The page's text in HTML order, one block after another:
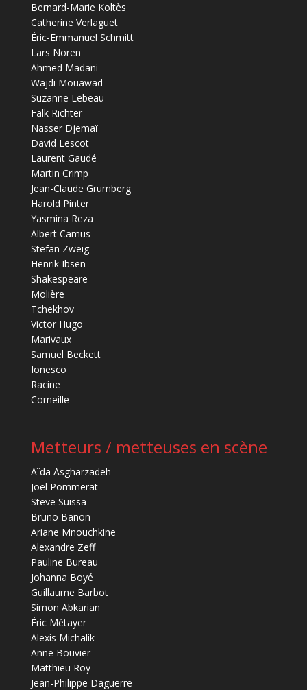
Bernard-Marie Koltès
Catherine Verlaguet
Éric-Emmanuel Schmitt
Lars Noren
Ahmed Madani
Wajdi Mouawad
Suzanne Lebeau
Falk Richter
Nasser Djemaï
David Lescot
Laurent Gaudé
Martin Crimp
Jean-Claude Grumberg
Harold Pinter
Yasmina Reza
Albert Camus
Stefan Zweig
Henrik Ibsen
Shakespeare
Molière
Tchekhov
Victor Hugo
Marivaux
Samuel Beckett
Ionesco
Racine
Corneille
Metteurs / metteuses en scène
Aïda Asgharzadeh
Joël Pommerat
Steve Suissa
Bruno Banon
Ariane Mnouchkine
Alexandre Zeff
Pauline Bureau
Johanna Boyé
Guillaume Barbot
Simon Abkarian
Éric Métayer
Alexis Michalik
Anne Bouvier
Matthieu Roy
Jean-Philippe Daguerre